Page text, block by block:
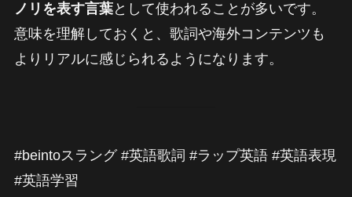
ノリを表す言葉として使われることが多いです。
意味を理解しておくと、歌詞や海外コンテンツも
よりリアルに感じられるようになります。
#beintoスラング #英語歌詞 #ラップ英語 #英語表現
#英語学習